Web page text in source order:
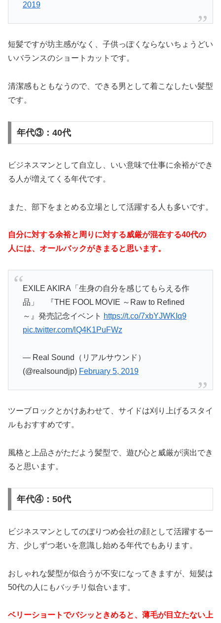
2019
短髪ですが坊主感がなく、子供っぽくならないちょうどい
いバランスのショートカットです。
清潔感もともなうので、できる男として着こなしたい髪型
です。
年代③：40代
ビジネスマンとして自立し、いい意味で仕事に余裕ができ
る人が増えてくる年代です。
また、部下をまとめる立場として活躍する人も多いです。
自分に対する余裕と周りに対する威厳が混在する40代の
人には、オールバックがきまると思います。
EXILE AKIRA「生身の自分を感じてもらえる作
品」 『THE FOOL MOVIE ～Raw to Refined
～』発売記念イベント https://t.co/7xbYJWKIq9
pic.twitter.com/lQ4K1PuFWz
— Real Sound（リアルサウンド）
(@realsoundjp) February 5, 2019
ツーブロックとかけあわせて、サイドは刈り上げるスタイ
ルもおすすめです。
風格と上品さがただよう髪型で、遊び心と威厳が演出でき
ると思います。
年代④：50代
ビジネスマンとしてのぼりつめ会社の顔として活躍する一
方、少しずつ老いを意識し始める年代でもあります。
おしゃれな髪型が似合うが不安になってきますが、短髪は
50代の人にもバッチリ似合います。
ベリーショートでバシッときめると、薄毛が目立たない上